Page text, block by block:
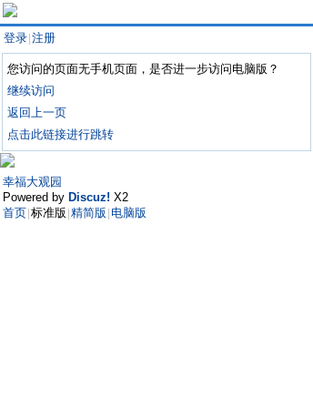
登录 注册
您访问的页面无手机页面，是否进一步访问电脑版？
继续访问
返回上一页
点击此链接进行跳转
幸福大观园
Powered by Discuz! X2
首页 标准版 精简版 电脑版